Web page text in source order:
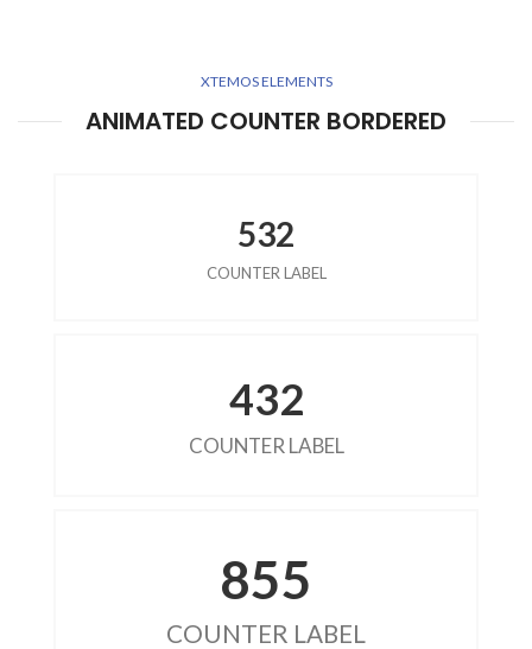
XTEMOS ELEMENTS
ANIMATED COUNTER BORDERED
532
COUNTER LABEL
432
COUNTER LABEL
855
COUNTER LABEL